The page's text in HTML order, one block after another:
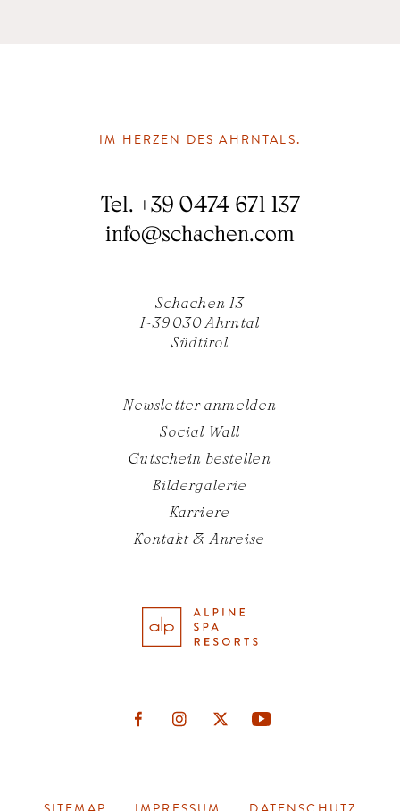
BILDERGALERIE
IM HERZEN DES AHRNTALS.
Tel. +39 0474 671 137
info@schachen.com
Schachen 13
I-39030 Ahrntal
Südtirol
Newsletter anmelden
Social Wall
Gutschein bestellen
Bildergalerie
Karriere
Kontakt & Anreise